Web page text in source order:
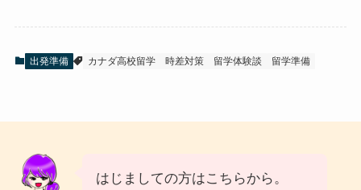
出発準備 カナダ高校留学 時差対策 留学体験談 留学準備
はじましての方はこちらから。